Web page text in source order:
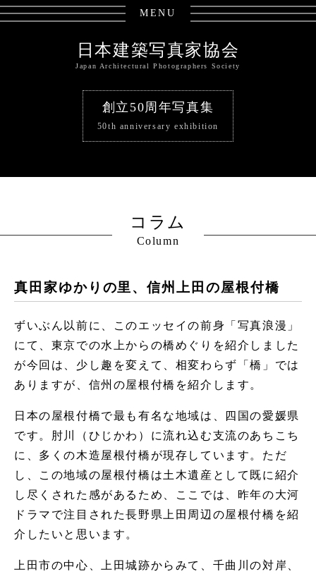
MENU
日本建築写真家協会
Japan Architectural Photographers Society
創立50周年写真集
50th anniversary exhibition
コラム
Column
真田家ゆかりの里、信州上田の屋根付橋
ずいぶん以前に、このエッセイの前身「写真浪漫」
にて、東京での水上からの橋めぐりを紹介しました
が今回は、少し趣を変えて、相変わらず「橋」では
ありますが、信州の屋根付橋を紹介します。
日本の屋根付橋で最も有名な地域は、四国の愛媛県
です。肘川（ひじかわ）に流れ込む支流のあちこち
に、多くの木造屋根付橋が現存しています。ただ
し、この地域の屋根付橋は土木遺産として既に紹介
し尽くされた感があるため、ここでは、昨年の大河
ドラマで注目された長野県上田周辺の屋根付橋を紹
介したいと思います。
上田市の中心、上田城跡からみて、千曲川の対岸、